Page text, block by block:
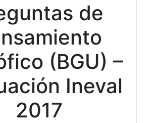
de
(BGU) –
Ineval
2017